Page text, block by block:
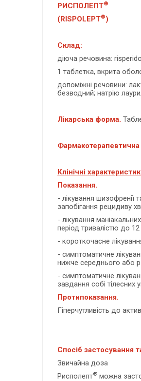
РИСПОЛЕПТ®
(RISPOLEPT®)
Склад:
діюча речовина:
1 таблетка, вкрита
допоміжні речовини:
безводний; натрію
Лікарська форма.
Фармакотерапевтична
Клінічні
Показання.
- лікування шизофренії
запобігання рецидиву
- лікування
період тривалістю до 12
- короткочасне
- симптоматичне
нижче середнього або
- симптоматичне
завдання собі тілесних
Протипоказання.
Гіперчутливість до
Спосіб застосування
Звичайна доза
Рисполепт® можна